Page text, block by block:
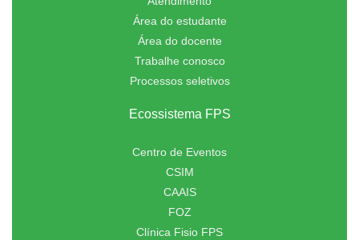
Área do estudante
Área do docente
Trabalhe conosco
Processos seletivos
Ecossistema FPS
Centro de Eventos
CSIM
CAAIS
FOZ
Clínica Fisio FPS